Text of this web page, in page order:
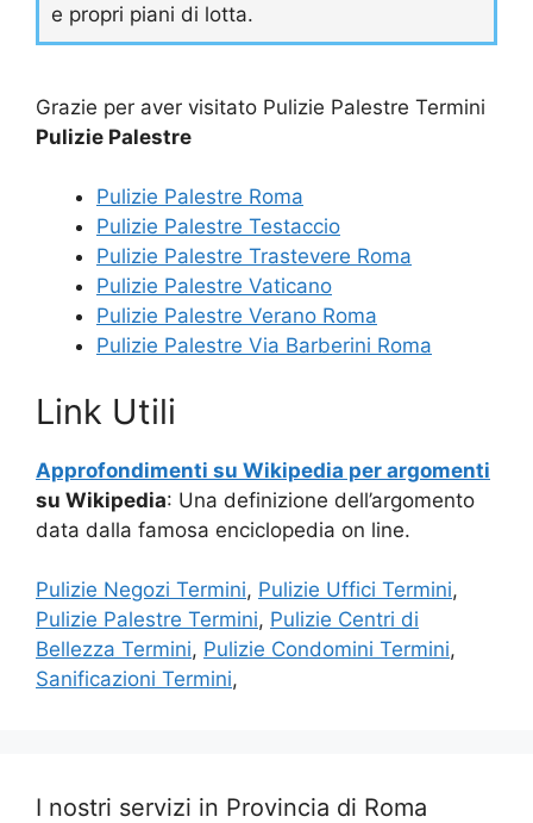
e propri piani di lotta.
Grazie per aver visitato Pulizie Palestre Termini
Pulizie Palestre
Pulizie Palestre Roma
Pulizie Palestre Testaccio
Pulizie Palestre Trastevere Roma
Pulizie Palestre Vaticano
Pulizie Palestre Verano Roma
Pulizie Palestre Via Barberini Roma
Link Utili
Approfondimenti su Wikipedia per argomenti
su Wikipedia: Una definizione dell’argomento
data dalla famosa enciclopedia on line.
Pulizie Negozi Termini, Pulizie Uffici Termini,
Pulizie Palestre Termini, Pulizie Centri di
Bellezza Termini, Pulizie Condomini Termini,
Sanificazioni Termini,
I nostri servizi in Provincia di Roma